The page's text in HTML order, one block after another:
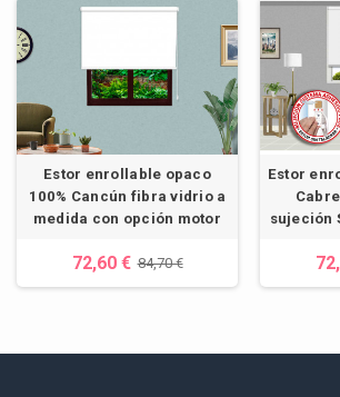
Estor enrollable opaco
100% Cancún fibra vidrio a
medida con opción motor
72,60 € 84,70 €
Estor
sujeción